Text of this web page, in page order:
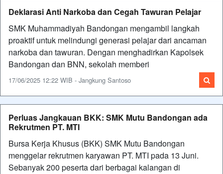
Deklarasi Anti Narkoba dan Cegah Tawuran Pelajar
SMK Muhammadiyah Bandongan mengambil langkah
proaktif untuk melindungi generasi pelajar dari ancaman
narkoba dan tawuran. Dengan menghadirkan Kapolsek
Bandongan dan BNN, sekolah memberi
17/06/2025 12:22 WIB - Jangkung Santoso
Perluas Jangkauan BKK: SMK Mutu Bandongan ada
Rekrutmen PT. MTI
Bursa Kerja Khusus (BKK) SMK Mutu Bandongan
menggelar rekrutmen karyawan PT. MTI pada 13 Juni.
Sebanyak 200 peserta dari berbagai kalangan di